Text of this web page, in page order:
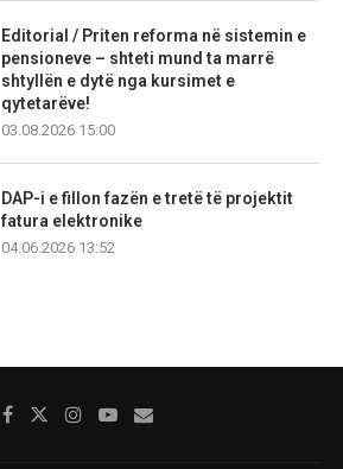
Editorial / Priten reforma në sistemin e
pensioneve – shteti mund ta marrë
shtyllën e dytë nga kursimet e
qytetarëve!
03.08.2026 15:00
DAP-i e fillon fazën e tretë të projektit
fatura elektronike
04.06.2026 13:52